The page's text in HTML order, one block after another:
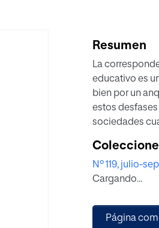
Resumen
La
educativo es
bien por un
estos
sociedades
La
expresión de
en
Nº 119, julio-
Cargando...
Página